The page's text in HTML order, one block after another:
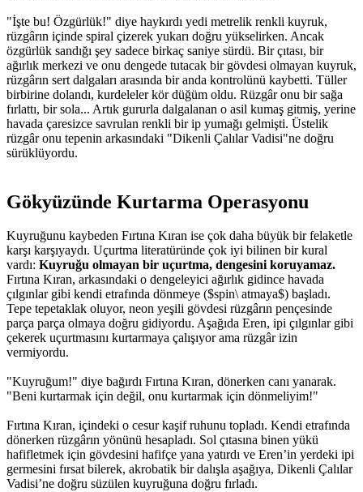
"İşte bu! Özgürlük!" diye haykırdı yedi metrelik renkli kuyruk,
rüzgârın içinde spiral çizerek yukarı doğru yükselirken. Ancak
özgürlük sandığı şey sadece birkaç saniye sürdü. Bir çıtası, bir
ağırlık merkezi ve onu dengede tutacak bir gövdesi olmayan kuyruk,
rüzgârın sert dalgaları arasında bir anda kontrolünü kaybetti. Tüller
birbirine dolandı, kurdeleler kör düğüm oldu. Rüzgâr onu bir sağa
fırlattı, bir sola... Artık gururla dalgalanan o asil kumaş gitmiş, yerine
havada çaresizce savrulan renkli bir ip yumağı gelmişti. Üstelik
rüzgâr onu tepenin arkasındaki "Dikenli Çalılar Vadisi"ne doğru
sürüklüyordu.
Gökyüzünde Kurtarma Operasyonu​
Kuyruğunu kaybeden Fırtına Kıran ise çok daha büyük bir felaketle
karşı karşıyaydı. Uçurtma literatüründe çok iyi bilinen bir kural
vardı: Kuyruğu olmayan bir uçurtma, dengesini koruyamaz.
Fırtına Kıran, arkasındaki o dengeleyici ağırlık gidince havada
çılgınlar gibi kendi etrafında dönmeye ($spin\ atmaya$) başladı.
Tepe tepetaklak oluyor, neon yeşili gövdesi rüzgârın pençesinde
parça parça olmaya doğru gidiyordu. Aşağıda Eren, ipi çılgınlar gibi
çekerek uçurtmasını kurtarmaya çalışıyor ama rüzgâr izin
vermiyordu.
"Kuyruğum!" diye bağırdı Fırtına Kıran, dönerken canı yanarak.
"Beni kurtarmak için değil, onu kurtarmak için dönmeliyim!"
Fırtına Kıran, içindeki o cesur kaşif ruhunu topladı. Kendi etrafında
dönerken rüzgârın yönünü hesapladı. Sol çıtasına binen yükü
hafifletmek için gövdesini hafifçe yana yatırdı ve Eren’in yerdeki ipi
germesini fırsat bilerek, akrobatik bir dalışla aşağıya, Dikenli Çalılar
Vadisi’ne doğru süzülen kuyruğuna doğru fırladı.